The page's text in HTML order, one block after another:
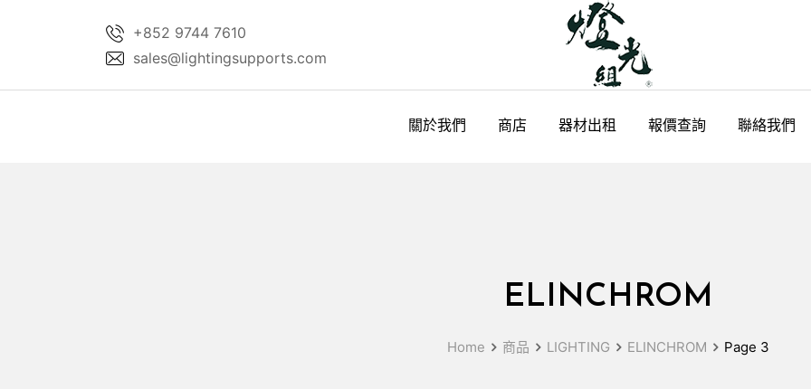
+852 9744 7610
sales@lightingsupports.com
關於我們 商店 器材出租 報價查詢 聯絡我們
ELINCHROM
Home 商品 LIGHTING ELINCHROM Page 3